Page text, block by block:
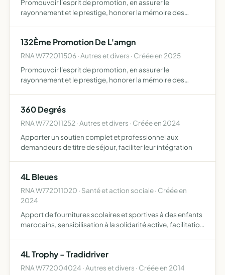
Promouvoir l'esprit de promotion, en assurer le
rayonnement et le prestige, honorer la mémoire des
tra…
132Ème Promotion De L'amgn
RNA W772011506 · Autres et divers · Créée en 2025
Promouvoir l'esprit de promotion, en assurer le
rayonnement et le prestige, honorer la mémoire des
perpétuan…
360 Degrés
RNA W772011252 · Autres et divers · Créée en 2024
Apporter un soutien complet et professionnel aux
demandeurs de titre de séjour, faciliter leur intégration
4L Bleues
RNA W772011020 · Santé et action sociale · Créée en
2024
Apport de fournitures scolaires et sportives à des enfants
marocains, sensibilisation à la solidarité active, facilitation
4L Trophy - Tradidriver
RNA W772004024 · Autres et divers · Créée en 2014